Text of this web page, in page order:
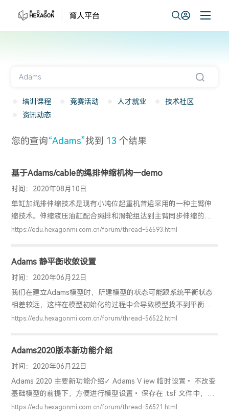
培训课程 竞赛活动 人才就业
技术社区
资讯动态
您的查询“Adams”找到 13 个结果
基于Adams/cable的绳排伸缩机构—demo
时间：2020年08月10日
单缸加绳排伸缩技术是现有小吨位起重机普遍采用的一种主臂伸
缩技术。伸缩液压油缸配合绳排和滑轮组达到主臂同步伸缩的目
的。当伸缩油缸的无杆腔进油时伸缩油缸的缸筒前伸，通过油缸
二节臂与伸缩油缸同步伸出时，在滑轮I的作用下三节臂出臂的长
度与二节臂出臂长度相同从而实现二三节臂同步伸出；四节臂伸
臂绳的一端固定在四节臂尾端铰接轴上，通过三节臂同步的滑轮
II，四节臂出臂的长度与三节臂的出臂长度相同此机构中，用到的
https://edu.hexagonmi.com.cn/forum/thread-56593.html
Adams 静平衡收敛设置
时间：2020年06月22日
我们在建立Adams模型时，所建模型的状态可能跟系统平衡状态
相差较远，这样在模型初始化的过程中会导致模型找不到平衡位
置，从而导致初始化失败。我们以弹珠模型为例，看一下初始化
行更改：① 求解过程显示设置，设置在求解的每步下进行模型更
新显示，以便更好的查看模型期间静平衡的过程② 对求解器计算
静平衡时的最大迭代次数 Maxit 进行更改，默认的最大迭代次数
是25，可以改的稍微大一些对弹珠模型再次进
https://edu.hexagonmi.com.cn/forum/thread-56522.html
Adams2020版本新功能介绍
时间：2020年06月22日
Adams 2020 主要新功能介绍✓ Adams V iew 临时设置• 不改变
基础模型的前提下，方便进行模型设置• 保存在 .tsf 文件中，方
便重复使用• 一次指定多 个临时设置文件• 一次指定多个临时设
https://edu.hexagonmi.com.cn/forum/thread-56521.html